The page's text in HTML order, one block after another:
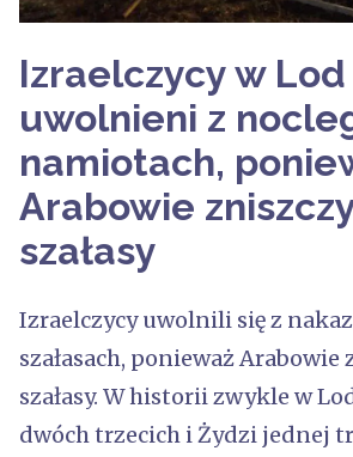
Izraelczycy w
uwolnieni z
namiotach,
Arabowie
szałasy
Izraelczycy uwolnili się z
szałasach, ponieważ
szałasy. W historii zwykle w
dwóch trzecich i Żydzi jednej